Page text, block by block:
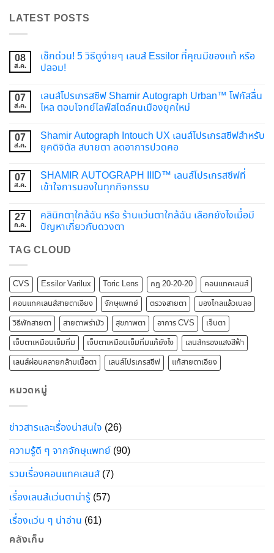
LATEST POSTS
08
ส.ค.
เช็กด่วน! 5 วิธีดูง่ายๆ เลนส์ Essilor ที่คุณมีของแท้ หรือ
ปลอม!
07
ส.ค.
เลนส์โปรเกรสซีฟ Shamir Autograph Urban™ โฟกัสลื่น
ไหล ตอบโจทย์ไลฟ์สไตล์คนเมืองยุคใหม่
07
ส.ค.
Shamir Autograph Intouch UX เลนส์โปรเกรสซีฟสำหรับ
ยุคดิจิตัล สบายตา ลดอาการปวดคอ
07
ส.ค.
SHAMIR AUTOGRAPH IIID™ เลนส์โปรเกรสซีฟที่
เข้าใจการมองในทุกกิจกรรม
27
ก.ค.
คลินิกตาใกล้ฉัน หรือ ร้านแว่นตาใกล้ฉัน เลือกยังไงเมื่อมี
ปัญหาเกี่ยวกับดวงตา
TAG CLOUD
CVS Essilor Varilux Toric Lens กฎ 20-20-20
คอนแทคเลนส์
คอนแทคเลนส์สายตาเอียง
จักษุแพทย์ ตรวจสายตา
มองไกลแล้วเบลอ
วิธีพักสายตา
สายตาพร่ามัว สุขภาพตา อาการ CVS
เจ็บตา
เจ็บตาเหมือนเข็มทิ่ม
เจ็บตาเหมือนเข็มทิ่มแก้ยังไง
เลนส์กรองแสงสีฟ้า
เลนส์ผ่อนคลายกล้ามเนื้อตา
เลนส์โปรเกรสซีฟ แก้สายตาเอียง
หมวดหมู่
ข่าวสารและเรื่องน่าสนใจ (26)
ความรู้ดี ๆ จากจักษุแพทย์ (90)
รวมเรื่องคอนแทคเลนส์ (7)
เรื่องเลนส์แว่นตาน่ารู้ (57)
เรื่องแว่น ๆ น่าอ่าน (61)
คลังเก็บ